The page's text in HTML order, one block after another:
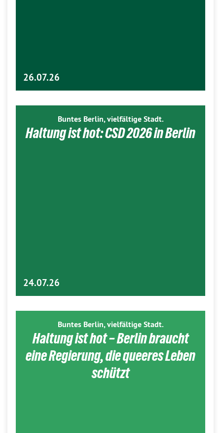
26.07.26
Buntes Berlin, vielfältige Stadt.
Haltung ist hot: CSD 2026 in Berlin
24.07.26
Buntes Berlin, vielfältige Stadt.
Haltung ist hot – Berlin braucht
eine Regierung, die queeres Leben
schützt